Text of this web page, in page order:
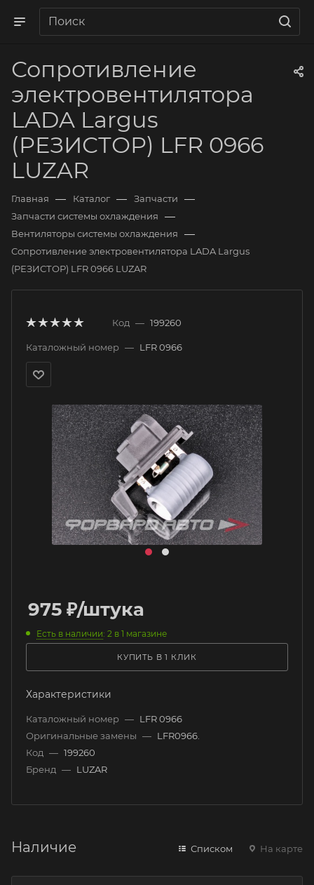
Сопротивление
электровентилятора
LADA Largus
(РЕЗИСТОР) LFR 0966
LUZAR
Главная — Каталог — Запчасти —
Запчасти системы охлаждения —
Вентиляторы системы охлаждения —
Сопротивление электровентилятора LADA Largus
(РЕЗИСТОР) LFR 0966 LUZAR
Код — 199260
Каталожный номер — LFR 0966
975 ₽/штука
Есть в наличии: 2 в 1 магазине
КУПИТЬ В 1 КЛИК
Характеристики
Каталожный номер — LFR 0966
Оригинальные замены — LFR0966.
Код — 199260
Бренд — LUZAR
Наличие Списком На карте